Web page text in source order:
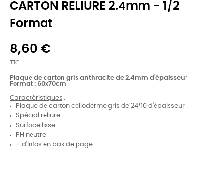
CARTON RELIURE 2.4mm - 1/2
Format
8,60 €
TTC
Plaque de carton gris anthracite de 2.4mm d'épaisseur
Format : 60x70cm
Caractéristiques :
Plaque de carton celloderme gris de 24/10 d'épaisseur
Spécial reliure
Surface lisse
PH neutre
+ d'infos en bas de page...